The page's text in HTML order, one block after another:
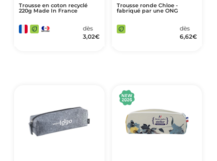
Trousse en coton recyclé
220g Made In France
dès
3,02€
Trousse ronde Chloe -
fabriqué par une ONG
dès
6,62€